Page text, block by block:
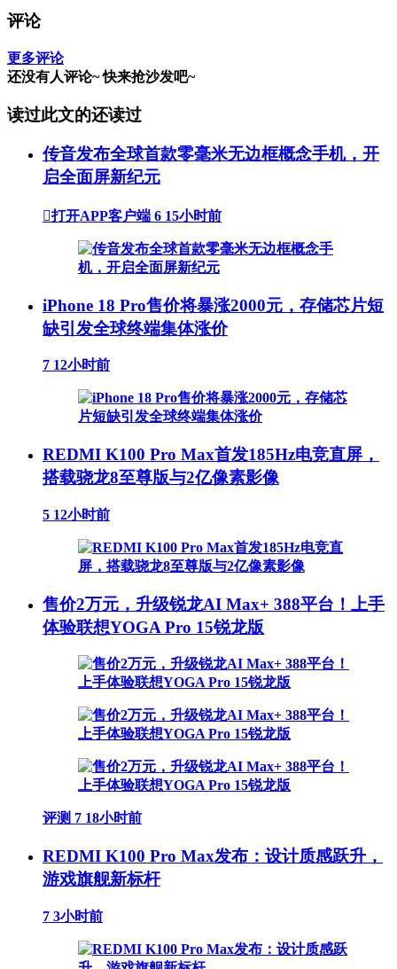
评论
更多评论
还没有人评论~ 快来抢沙发吧~
读过此文的还读过
传音发布全球首款零毫米无边框概念手机，开
启全面屏新纪元
打开APP客户端 6 15小时前
iPhone 18 Pro售价将暴涨2000元，存储芯片短
缺引发全球终端集体涨价
7 12小时前
REDMI K100 Pro Max首发185Hz电竞直屏，
搭载骁龙8至尊版与2亿像素影像
5 12小时前
售价2万元，升级锐龙AI Max+ 388平台！上手
体验联想YOGA Pro 15锐龙版
评测 7 18小时前
REDMI K100 Pro Max发布：设计质感跃升，
游戏旗舰新标杆
7 3小时前